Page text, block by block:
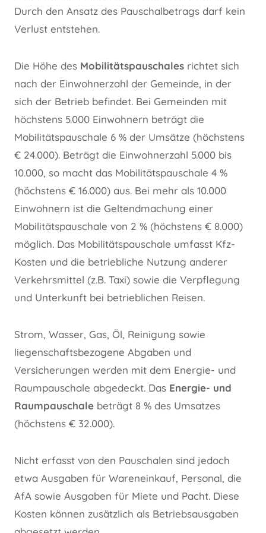
Durch den Ansatz des Pauschalbetrags darf kein
Verlust entstehen.
Die Höhe des Mobilitätspauschales richtet sich
nach der Einwohnerzahl der Gemeinde, in der
sich der Betrieb befindet. Bei Gemeinden mit
höchstens 5.000 Einwohnern beträgt die
Mobilitätspauschale 6 % der Umsätze (höchstens
€ 24.000). Beträgt die Einwohnerzahl 5.000 bis
10.000, so macht das Mobilitätspauschale 4 %
(höchstens € 16.000) aus. Bei mehr als 10.000
Einwohnern ist die Geltendmachung einer
Mobilitätspauschale von 2 % (höchstens € 8.000)
möglich. Das Mobilitätspauschale umfasst Kfz-
Kosten und die betriebliche Nutzung anderer
Verkehrsmittel (z.B. Taxi) sowie die Verpflegung
und Unterkunft bei betrieblichen Reisen.
Strom, Wasser, Gas, Öl, Reinigung sowie
liegenschaftsbezogene Abgaben und
Versicherungen werden mit dem Energie- und
Raumpauschale abgedeckt. Das Energie- und
Raumpauschale beträgt 8 % des Umsatzes
(höchstens € 32.000).
Nicht erfasst von den Pauschalen sind jedoch
etwa Ausgaben für Wareneinkauf, Personal, die
AfA sowie Ausgaben für Miete und Pacht. Diese
Kosten können zusätzlich als Betriebsausgaben